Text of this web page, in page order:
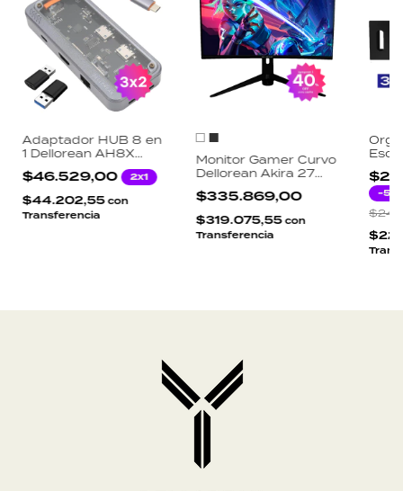
Adaptador HUB 8 en
1 Dellorean AH8X
USB-C MacBook
HDMI 4K Ethernet
Gigabit RJ45 SD TF
PD 87W
$46.529,00 2x1
$44.202,55con
Transferencia
Monitor Gamer Curvo
Dellorean Akira 27
Pulgadas 165Hz 1ms
Full HD VA 1800R
RGB DisplayPort
HDMI
$335.869,00
$319.075,55con
Transferencia
-5